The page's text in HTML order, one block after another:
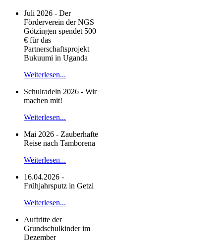
Juli 2026 - Der
Förderverein der NGS
Götzingen spendet 500
€ für das
Partnerschaftsprojekt
Bukuumi in Uganda
Weiterlesen...
Schulradeln 2026 - Wir
machen mit!
Weiterlesen...
Mai 2026 - Zauberhafte
Reise nach Tamborena
Weiterlesen...
16.04.2026 -
Frühjahrsputz in Getzi
Weiterlesen...
Auftritte der
Grundschulkinder im
Dezember